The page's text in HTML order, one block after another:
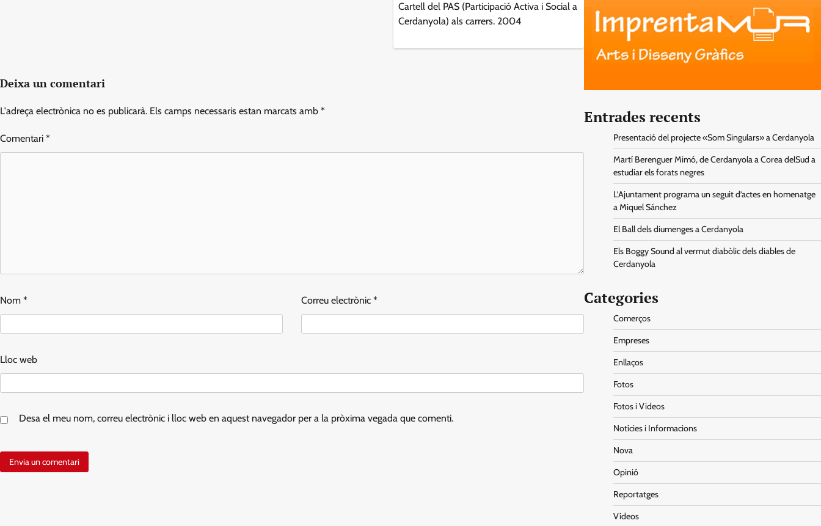
Cartell del PAS (Participació Activa i Social a
Cerdanyola) als carrers. 2004
Deixa un comentari
L'adreça electrònica no es publicarà. Els camps necessaris estan marcats amb *
Comentari *
Nom * Correu electrònic *
Lloc web
Desa el meu nom, correu electrònic i lloc web en aquest navegador per a la pròxima vegada que comenti.
Entrades recents
Presentació del projecte «Som Singulars» a Cerdanyola
Martí Berenguer Mimó, de Cerdanyola a Corea delSud a
estudiar els forats negres
L’Ajuntament programa un seguit d’actes en homenatge
a Miquel Sánchez
El Ball dels diumenges a Cerdanyola
Els Boggy Sound al vermut diabòlic dels diables de
Cerdanyola
Categories
Comerços
Empreses
Enllaços
Fotos
Fotos i Videos
Notícies i Informacions
Nova
Opinió
Reportatges
Vídeos